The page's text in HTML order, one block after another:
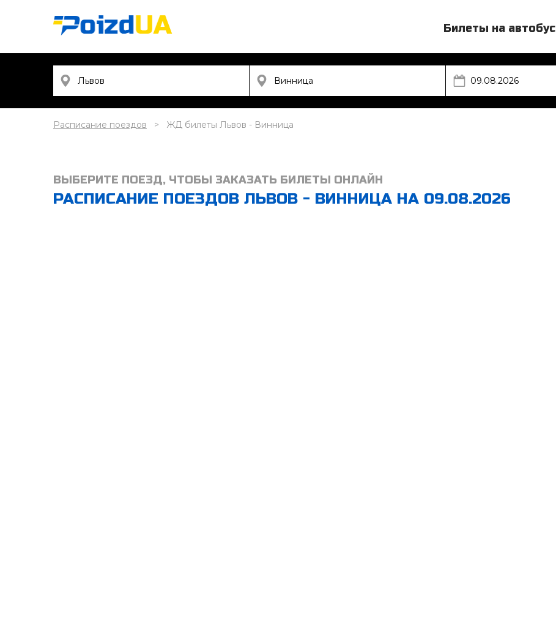
Билеты на автобус
Расписание поездов ЖД билеты Львов - Винница
ВЫБЕРИТЕ ПОЕЗД, ЧТОБЫ ЗАКАЗАТЬ БИЛЕТЫ ОНЛАЙН
РАСПИСАНИЕ ПОЕЗДОВ ЛЬВОВ - ВИННИЦА НА 09.08.2026